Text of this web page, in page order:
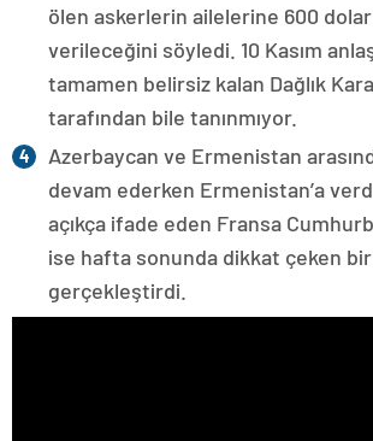
ölen askerlerin ailelerine 600 dolar
verileceğini söyledi. 10 Kasım
tamamen belirsiz kalan Dağlık
tarafından bile tanınmıyor.
Azerbaycan ve Ermenistan
devam ederken Ermenistan’a
açıkça ifade eden Fransa
ise hafta sonunda dikkat çeken
gerçekleştirdi.